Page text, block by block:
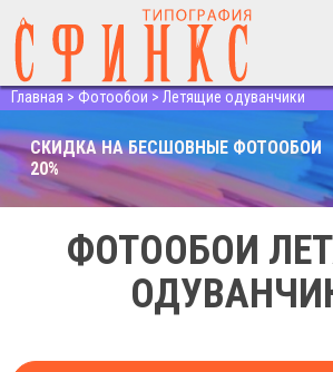
Главная > Фотообои > Летящие одуванчики
СКИДКА НА БЕСШОВНЫЕ ФОТООБОИ
20%
ФОТООБОИ